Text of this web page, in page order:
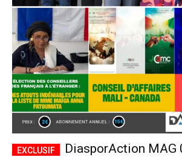
DiasporAction MAG